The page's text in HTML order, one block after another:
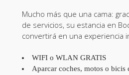
Mucho más que una cama:
de servicios, su estancia en
convertirá en una experiencia
WIFI o WLAN GRATIS
Aparcar coches, motos o bicis